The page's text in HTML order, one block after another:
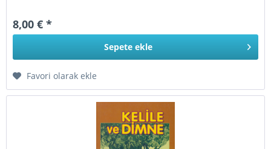
8,00 € *
Sepete ekle
Favori olarak ekle